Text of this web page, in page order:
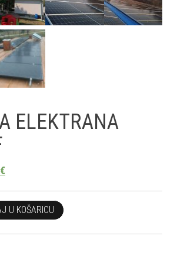
ELEKTRANA
€
12KW 3F količina
U KOŠARICU